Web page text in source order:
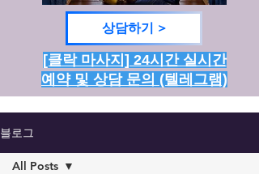
상담하기 >
[클락 마사지] 24시간 실시간
예약 및 상담 문의 (텔레그램)
블로그
All Posts